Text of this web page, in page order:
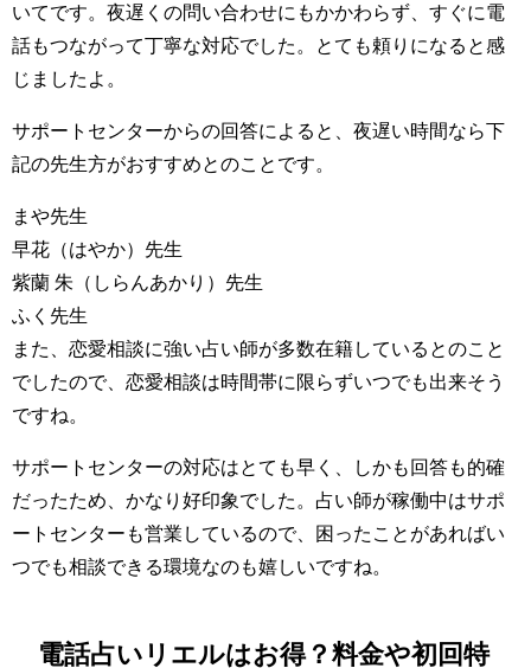
いてです。夜遅くの問い合わせにもかかわらず、すぐに電
話もつながって丁寧な対応でした。とても頼りになると感
じましたよ。
サポートセンターからの回答によると、夜遅い時間なら下
記の先生方がおすすめとのことです。
まや先生
早花（はやか）先生
紫蘭 朱（しらんあかり）先生
ふく先生
また、恋愛相談に強い占い師が多数在籍しているとのこと
でしたので、恋愛相談は時間帯に限らずいつでも出来そう
ですね。
サポートセンターの対応はとても早く、しかも回答も的確
だったため、かなり好印象でした。占い師が稼働中はサポ
ートセンターも営業しているので、困ったことがあればい
つでも相談できる環境なのも嬉しいですね。
電話占いリエルはお得？料金や初回特